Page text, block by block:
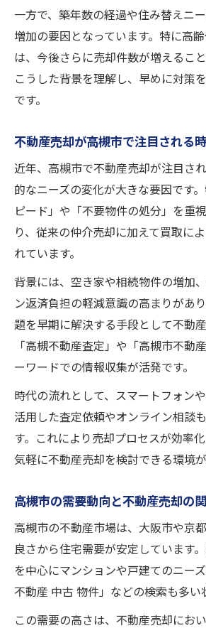
一方で、築年数の経過や住み替えニ
増加の要因となっています。特に高
は、今後さらに売却件数が増えること
こうした背景を理解し、早めに対策
です。
不動産売却が高槻市で注目される
近年、高槻市で不動産売却が注目さ
的なニーズの変化が大きな要因です
ピード」や「不要物件の処分」を重
り、従来の仲介売却に加えて買取に
れています。
背景には、空き家や相続物件の増加
ン返済負担の軽減意識の高まりがあ
題を早期に解決する手段として不動
「高槻不動産査定」や「高槻市不動
ーワードでの情報収集が活発です。
時代の流れとして、スマートフォン
活用した査定依頼やオンライン相談
す。これにより売却プロセスが効率
気軽に不動産売却を検討できる環境が
高槻市の需要動向と不動産売却の
高槻市の不動産市場は、大阪市や京
良さから住宅需要が安定しています
を中心にマンションや戸建てのニー
不動産 中古 物件」などの検索も多い
この需要の高さは、不動産売却にお